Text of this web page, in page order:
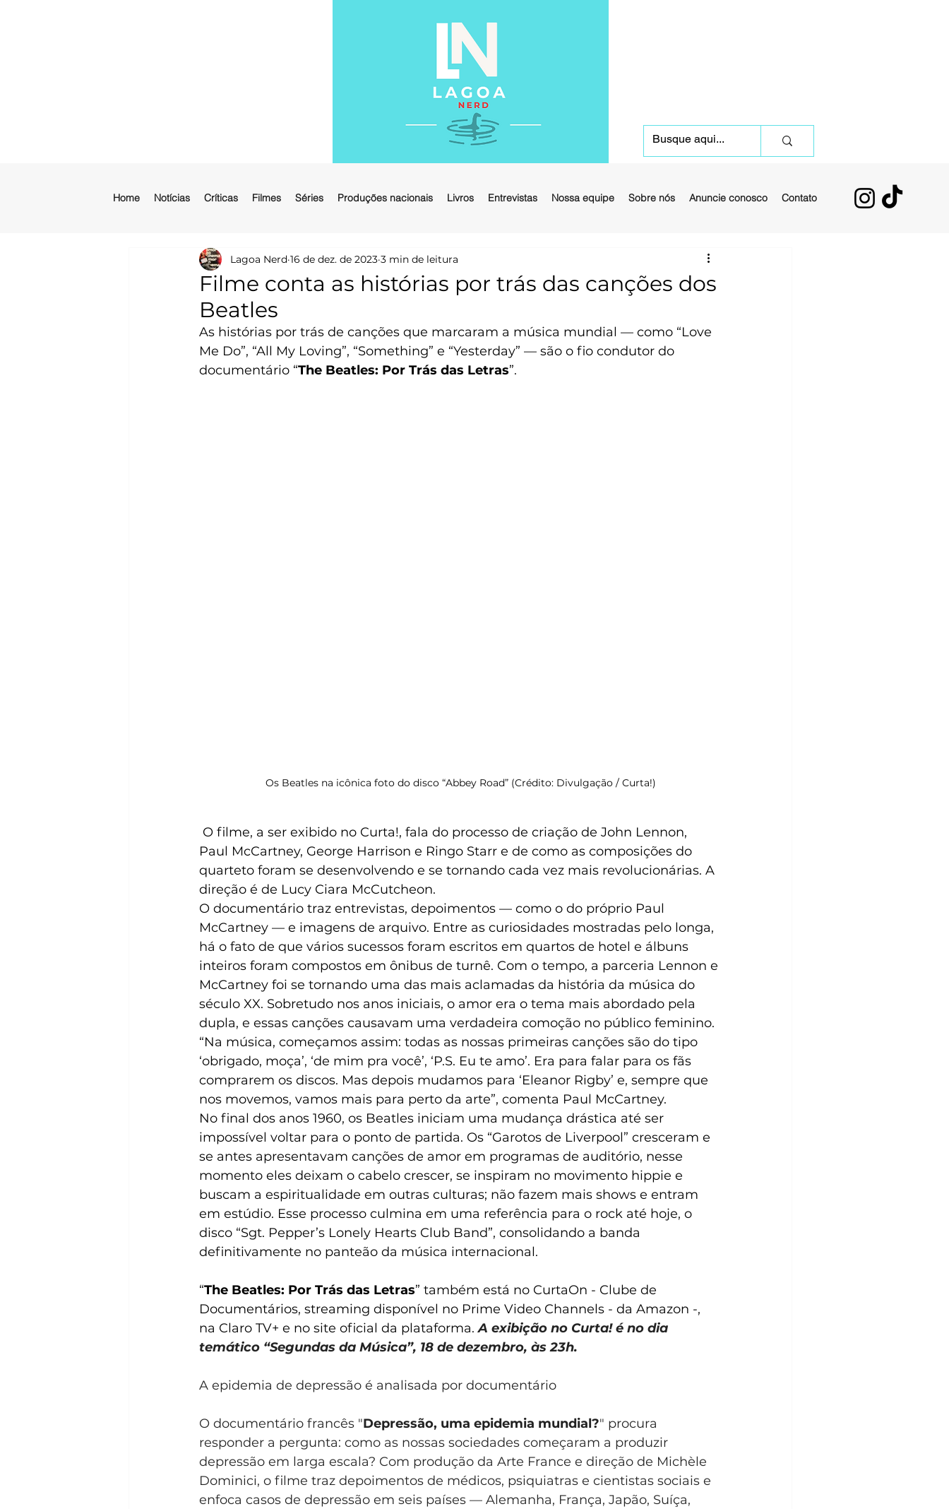
Home Notícias Críticas Filmes Séries Produções nacionais Livros Entrevistas Nossa equipe Sobre nós Anuncie conosco Contato
Filme conta as histórias por trás das canções dos
Beatles
Lagoa Nerd 16 de dez. de 2023 3 min de leitura
As histórias por trás de canções que marcaram a música mundial — como “Love
Me Do”, “All My Loving”, “Something” e “Yesterday” — são o fio condutor do
documentário “The Beatles: Por Trás das Letras”.
Os Beatles na icônica foto do disco “Abbey Road” (Crédito: Divulgação / Curta!)
Paul McCartney, George Harrison e Ringo Starr e de como as composições do
quarteto foram se desenvolvendo e se tornando cada vez mais revolucionárias. A
direção é de Lucy Ciara McCutcheon.
O documentário traz entrevistas, depoimentos — como o do próprio Paul
McCartney — e imagens de arquivo. Entre as curiosidades mostradas pelo longa,
há o fato de que vários sucessos foram escritos em quartos de hotel e álbuns
inteiros foram compostos em ônibus de turnê. Com o tempo, a parceria Lennon e
McCartney foi se tornando uma das mais aclamadas da história da música do
século XX. Sobretudo nos anos iniciais, o amor era o tema mais abordado pela
dupla, e essas canções causavam uma verdadeira comoção no público feminino.
“Na música, começamos assim: todas as nossas primeiras canções são do tipo
‘obrigado, moça’, ‘de mim pra você’, ‘P.S. Eu te amo’. Era para falar para os fãs
comprarem os discos. Mas depois mudamos para ‘Eleanor Rigby’ e, sempre que
nos movemos, vamos mais para perto da arte”, comenta Paul McCartney.
No final dos anos 1960, os Beatles iniciam uma mudança drástica até ser
impossível voltar para o ponto de partida. Os “Garotos de Liverpool” cresceram e
se antes apresentavam canções de amor em programas de auditório, nesse
momento eles deixam o cabelo crescer, se inspiram no movimento hippie e
buscam a espiritualidade em outras culturas; não fazem mais shows e entram
em estúdio. Esse processo culmina em uma referência para o rock até hoje, o
disco “Sgt. Pepper’s Lonely Hearts Club Band”, consolidando a banda
definitivamente no panteão da música internacional.
“The Beatles: Por Trás das Letras” também está no CurtaOn - Clube de
Documentários, streaming disponível no Prime Video Channels - da Amazon -,
na Claro TV+ e no site oficial da plataforma. A exibição no Curta! é no dia
temático “Segundas da Música”, 18 de dezembro, às 23h.
A epidemia de depressão é analisada por documentário
O documentário francês "Depressão, uma epidemia mundial?" procura
responder a pergunta: como as nossas sociedades começaram a produzir
depressão em larga escala? Com produção da Arte France e direção de Michèle
Dominici, o filme traz depoimentos de médicos, psiquiatras e cientistas sociais e
enfoca casos de depressão em seis países — Alemanha, França, Japão, Suíça,